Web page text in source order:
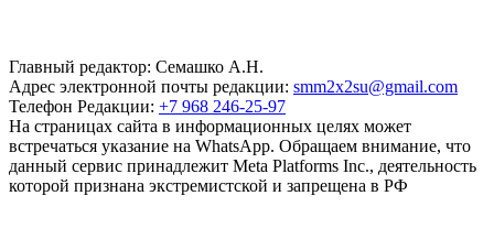
Главный редактор: Семашко А.Н.
Адрес электронной почты редакции: smm2x2su@gmail.com
Телефон Редакции: +7 968 246-25-97
На страницах сайта в информационных целях может
встречаться указание на WhatsApp. Обращаем внимание, что
данный сервис принадлежит Meta Platforms Inc., деятельность
которой признана экстремистской и запрещена в РФ